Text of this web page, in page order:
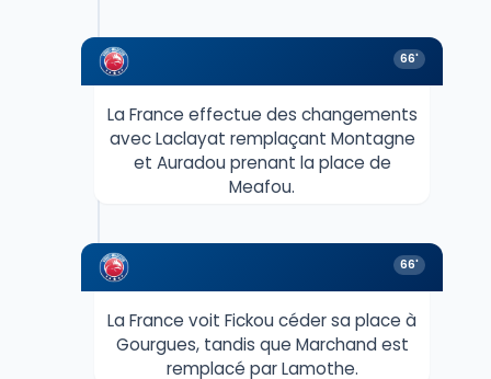
66'
La France effectue des changements
avec Laclayat remplaçant Montagne
et Auradou prenant la place de
Meafou.
66'
La France voit Fickou céder sa place à
Gourgues, tandis que Marchand est
remplacé par Lamothe.